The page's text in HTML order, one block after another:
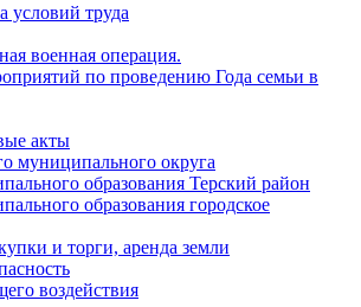
условий труда
военная операция.
по проведению Года семьи в
акты
муниципального округа
образования Терский район
образования городское
и торги, аренда земли
воздействия